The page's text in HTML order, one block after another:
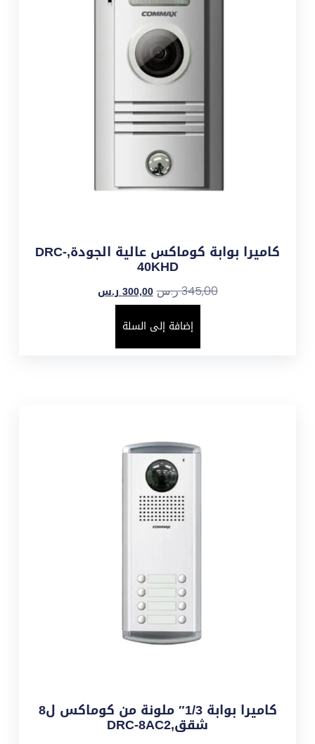
كاميرا بوابة كوماكس عالية الجودة,DRC-
40KHD
345,00ر.س 300,00ر.س
إضافة إلى السلة
كاميرا بوابة 1/3″ ملونة من كوماكس ل8
شقق,DRC-8AC2